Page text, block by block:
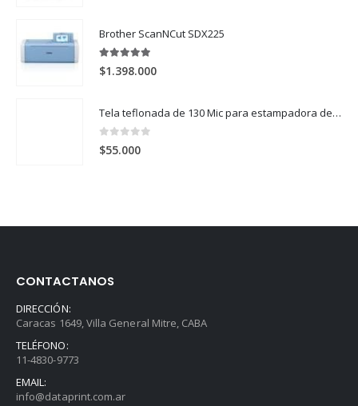
$785.000.
Brother ScanNCut SDX225
5.00out of 5
$1.398.000
Tela teflonada de 130 Mic para estampadora de 60x80 (60x100cm)
0
$55.000
CONTACTANOS
DIRECCIÓN:
Caracas 1649, Villa General Mitre, CABA
TELÉFONO:
11-4830-9773
EMAIL:
info@dataprint.com.ar